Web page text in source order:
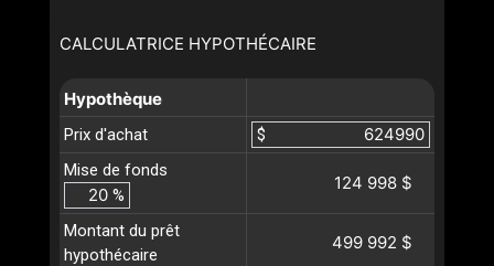
CALCULATRICE HYPOTHÉCAIRE
Hypothèque
Prix d'achat
$
Mise de fonds
%
124 998 $
Montant du prêt
hypothécaire
499 992 $